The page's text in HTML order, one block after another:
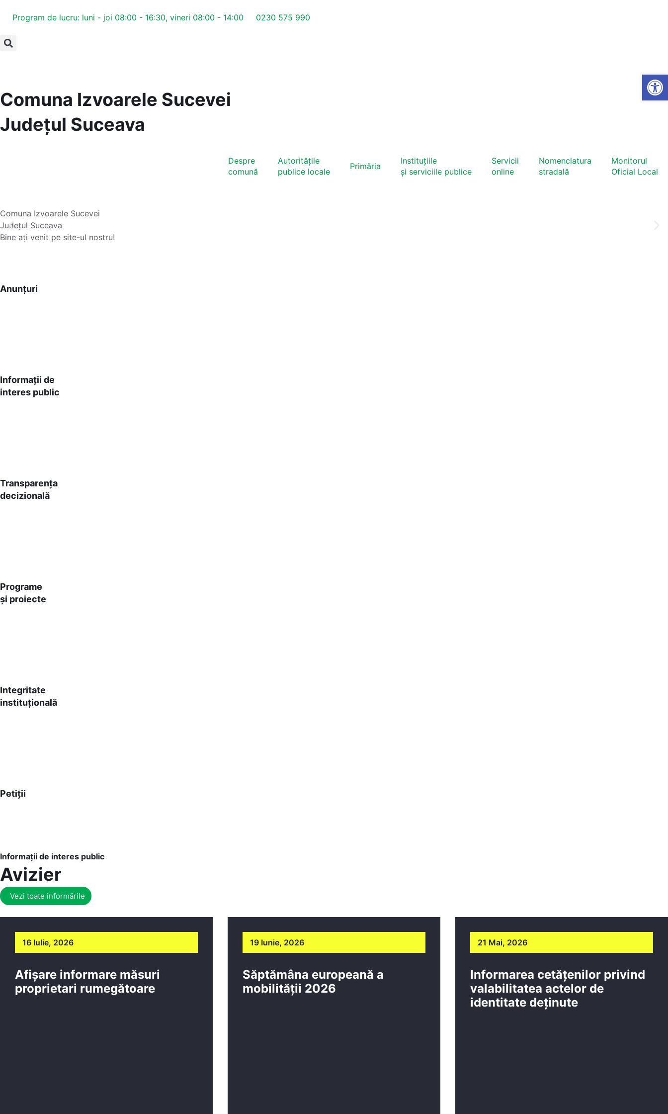
Program de lucru: luni - joi 08:00 - 16:30, vineri 08:00 - 14:00 0230 575 990
Comuna Izvoarele Sucevei
Județul Suceava
Despre
comună
Autoritățile
publice locale
Primăria
Instituțiile
și serviciile publice
Servicii
online
Nomenclatura
stradală
Monitorul
Oficial Local
Comuna Izvoarele Sucevei
Județul Suceava
Bine ați venit pe site-ul nostru!
Anunțuri
Informații de
interes public
Transparența
decizională
Programe
și proiecte
Integritate
instituțională
Petiții
Informații de interes public
Avizier
Vezi toate informările
16 Iulie, 2026
Afișare informare măsuri
proprietari rumegătoare
19 Iunie, 2026
Săptămâna europeană a
mobilității 2026
21 Mai, 2026
Informarea cetățenilor privind
valabilitatea actelor de
identitate deținute